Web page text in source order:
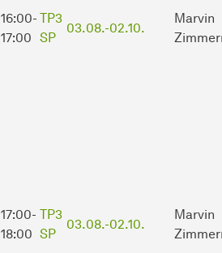
16:00-
17:00
TP3
SP
03.08.-02.10.
Marvin
17:00-
18:00
TP3
SP
03.08.-02.10.
Marvin